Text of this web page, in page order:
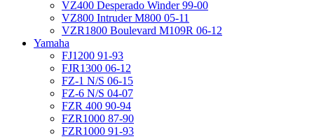
VZ400 Desperado Winder 99-00
VZ800 Intruder M800 05-11
VZR1800 Boulevard M109R 06-12
Yamaha
FJ1200 91-93
FJR1300 06-12
FZ-1 N/S 06-15
FZ-6 N/S 04-07
FZR 400 90-94
FZR1000 87-90
FZR1000 91-93